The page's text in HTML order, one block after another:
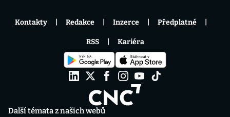
Další témata z našich webů
Kontakty Redakce Inzerce Předplatné
RSS Kariéra